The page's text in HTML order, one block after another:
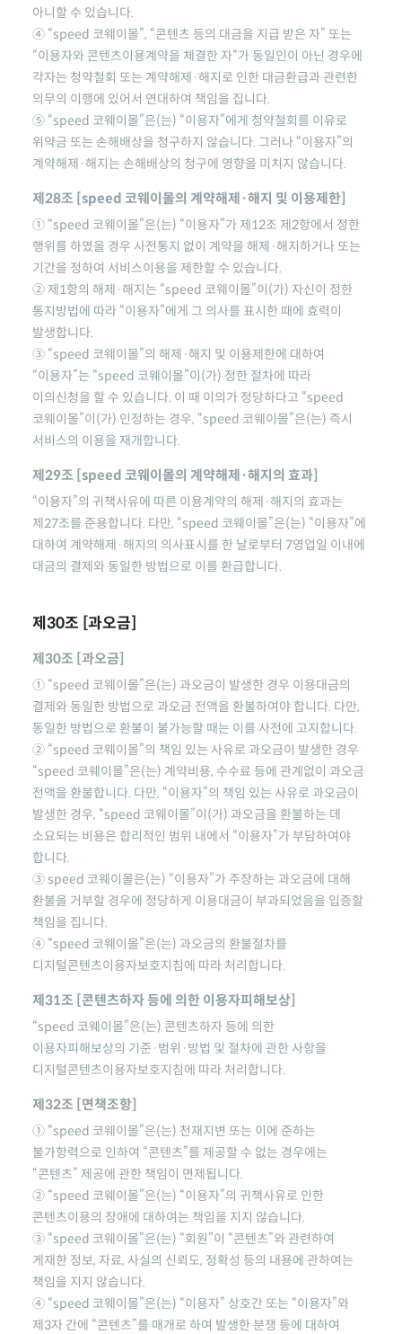
아니할 수 있습니다.
④ “speed 코웨이몰”, “콘텐츠 등의 대금을 지급 받은 자” 또는
“이용자와 콘텐츠이용계약을 체결한 자“가 동일인이 아닌 경우에
각자는 청약철회 또는 계약해제·해지로 인한 대금환급과 관련한
의무의 이행에 있어서 연대하여 책임을 집니다.
⑤ “speed 코웨이몰”은(는) “이용자”에게 청약철회를 이유로
위약금 또는 손해배상을 청구하지 않습니다. 그러나 “이용자”의
계약해제·해지는 손해배상의 청구에 영향을 미치지 않습니다.
제28조 [speed 코웨이몰의 계약해제·해지 및 이용제한]
① “speed 코웨이몰”은(는) “이용자”가 제12조 제2항에서 정한
행위를 하였을 경우 사전통지 없이 계약을 해제·해지하거나 또는
기간을 정하여 서비스이용을 제한할 수 있습니다.
② 제1항의 해제·해지는 “speed 코웨이몰”이(가) 자신이 정한
통지방법에 따라 “이용자”에게 그 의사를 표시한 때에 효력이
발생합니다.
③ “speed 코웨이몰”의 해제·해지 및 이용제한에 대하여
“이용자”는 “speed 코웨이몰”이(가) 정한 절차에 따라
이의신청을 할 수 있습니다. 이 때 이의가 정당하다고 “speed
코웨이몰”이(가) 인정하는 경우, “speed 코웨이몰”은(는) 즉시
서비스의 이용을 재개합니다.
제29조 [speed 코웨이몰의 계약해제·해지의 효과]
“이용자”의 귀책사유에 따른 이용계약의 해제·해지의 효과는
제27조를 준용합니다. 다만, “speed 코웨이몰”은(는) “이용자”에
대하여 계약해제·해지의 의사표시를 한 날로부터 7영업일 이내에
대금의 결제와 동일한 방법으로 이를 환급합니다.
제30조 [과오금]
제30조 [과오금]
① “speed 코웨이몰”은(는) 과오금이 발생한 경우 이용대금의
결제와 동일한 방법으로 과오금 전액을 환불하여야 합니다. 다만,
동일한 방법으로 환불이 불가능할 때는 이를 사전에 고지합니다.
② “speed 코웨이몰”의 책임 있는 사유로 과오금이 발생한 경우
“speed 코웨이몰”은(는) 계약비용, 수수료 등에 관계없이 과오금
전액을 환불합니다. 다만, “이용자”의 책임 있는 사유로 과오금이
발생한 경우, “speed 코웨이몰”이(가) 과오금을 환불하는 데
소요되는 비용은 합리적인 범위 내에서 “이용자”가 부담하여야
합니다.
③ speed 코웨이몰은(는) “이용자”가 주장하는 과오금에 대해
환불을 거부할 경우에 정당하게 이용대금이 부과되었음을 입증할
책임을 집니다.
④ “speed 코웨이몰”은(는) 과오금의 환불절차를
디지털콘텐츠이용자보호지침에 따라 처리합니다.
제31조 [콘텐츠하자 등에 의한 이용자피해보상]
“speed 코웨이몰”은(는) 콘텐츠하자 등에 의한
이용자피해보상의 기준·범위·방법 및 절차에 관한 사항을
디지털콘텐츠이용자보호지침에 따라 처리합니다.
제32조 [면책조항]
① “speed 코웨이몰”은(는) 천재지변 또는 이에 준하는
불가항력으로 인하여 “콘텐츠”를 제공할 수 없는 경우에는
“콘텐츠” 제공에 관한 책임이 면제됩니다.
② “speed 코웨이몰”은(는) “이용자”의 귀책사유로 인한
콘텐츠이용의 장애에 대하여는 책임을 지지 않습니다.
③ “speed 코웨이몰”은(는) “회원”이 “콘텐츠”와 관련하여
게재한 정보, 자료, 사실의 신뢰도, 정확성 등의 내용에 관하여는
책임을 지지 않습니다.
④ “speed 코웨이몰”은(는) “이용자” 상호간 또는 “이용자”와
제3자 간에 “콘텐츠”를 매개로 하여 발생한 분쟁 등에 대하여